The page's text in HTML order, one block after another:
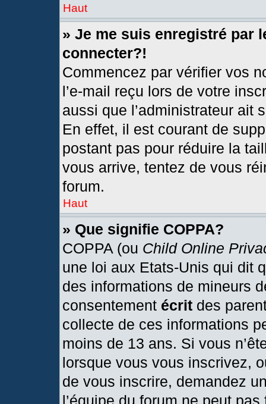
Haut
» Je me suis enregistré par
connecter?!
Commencez par vérifier vos
l’e-mail reçu lors de votre
aussi que l’administrateur ait
En effet, il est courant de
postant pas pour réduire la
vous arrive, tentez de vous
forum.
Haut
» Que signifie COPPA?
COPPA (ou Child Online
une loi aux Etats-Unis qui dit
des informations de mineurs
consentement écrit des
collecte de ces informations
moins de 13 ans. Si vous
lorsque vous vous inscrivez,
de vous inscrire, demandez
l’équipe du forum ne peut